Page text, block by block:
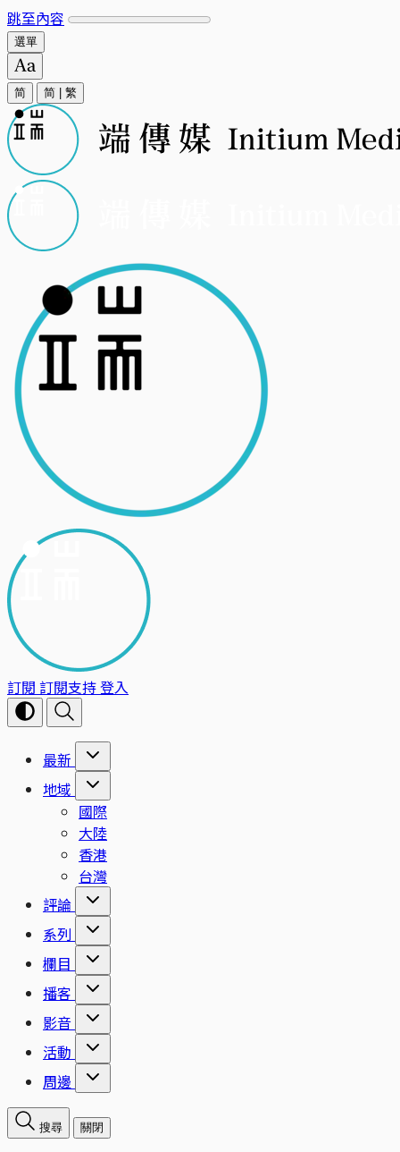
跳至內容
選單
简 简 繁
訂閱 訂閱支持登入
最新
地域
國際
大陸
香港
台灣
評論
系列
欄目
播客
影音
活動
周邊
搜尋 關閉